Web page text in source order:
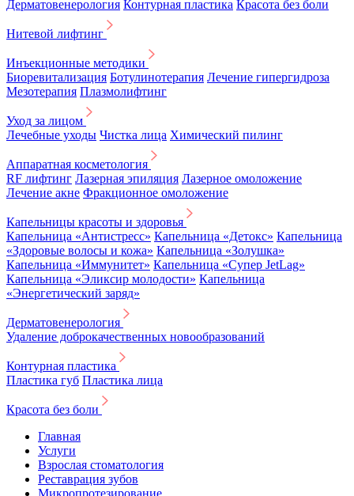
Дерматовенерология Контурная пластика Красота без боли
Нитевой лифтинг
Инъекционные методики
Биоревитализация Ботулинотерапия Лечение гипергидроза
Мезотерапия Плазмолифтинг
Уход за лицом
Лечебные уходы Чистка лица Химический пилинг
Аппаратная косметология
RF лифтинг Лазерная эпиляция Лазерное омоложение
Лечение акне Фракционное омоложение
Капельницы красоты и здоровья
Капельница «Антистресс» Капельница «Детокс» Капельница
«Здоровые волосы и кожа» Капельница «Золушка»
Капельница «Иммунитет» Капельница «Супер JetLag»
Капельница «Эликсир молодости» Капельница
«Энергетический заряд»
Дерматовенерология
Удаление доброкачественных новообразований
Контурная пластика
Пластика губ Пластика лица
Красота без боли
Главная
Услуги
Взрослая стоматология
Реставрация зубов
Микропротезирование